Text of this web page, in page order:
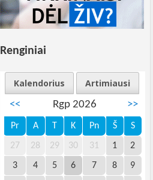
Renginiai
Kalendorius
Artimiausi
<<
Rgp 2026 >>
Pr A T K Pn Š S
27 28 29 30 31 1 2
3 4 5 6 7 8 9